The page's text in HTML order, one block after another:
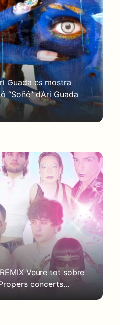
Guada es mostra
“Soñé” d’Ari Guada
Veure tot sobre
concerts...